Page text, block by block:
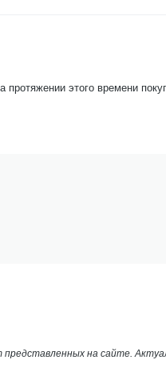
протяжении этого времени
представленных на сайте.